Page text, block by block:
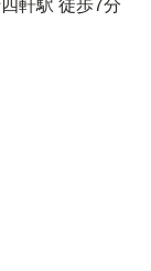
軒駅 徒歩7分